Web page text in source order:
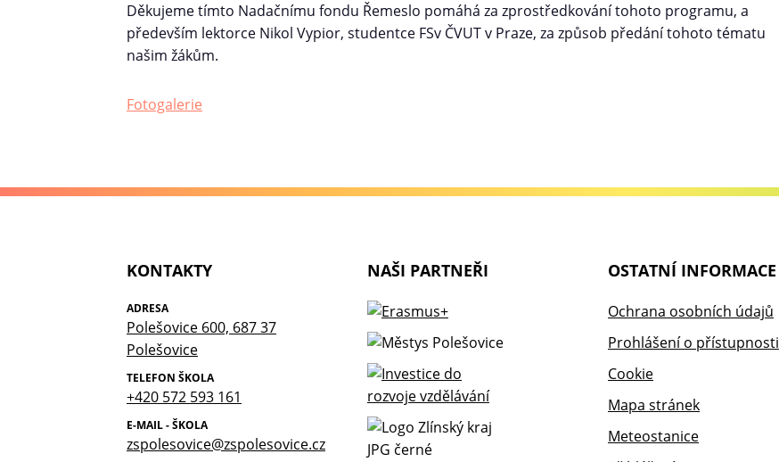
Děkujeme tímto Nadačnímu fondu Řemeslo pomáhá za zprostředkování tohoto programu, a
především lektorce Nikol Vypior, studentce FSv ČVUT v Praze, za způsob předání tohoto tématu
našim žákům.
Fotogalerie
KONTAKTY
ADRESA
Polešovice 600, 687 37
Polešovice
TELEFON ŠKOLA
+420 572 593 161
E-MAIL - ŠKOLA
zspolesovice@zspolesovice.cz
NAŠI PARTNEŘI OSTATNÍ INFORMACE
Ochrana osobních údajů
Prohlášení o přístupnosti
Cookie
Mapa stránek
Meteostanice